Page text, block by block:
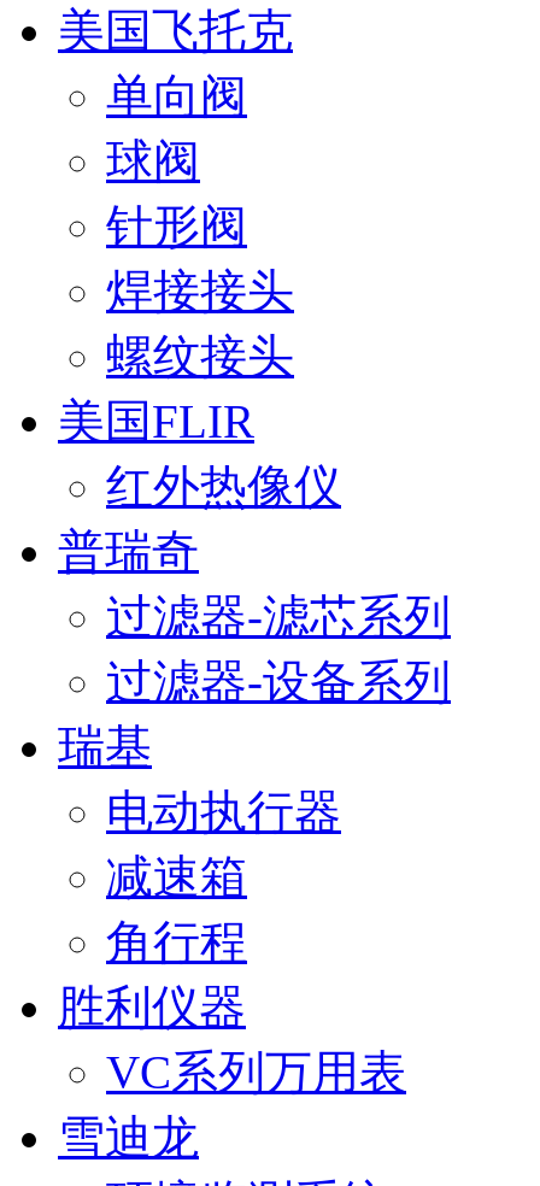
美国飞托克
单向阀
球阀
针形阀
焊接接头
螺纹接头
美国FLIR
红外热像仪
普瑞奇
过滤器-滤芯系列
过滤器-设备系列
瑞基
电动执行器
减速箱
角行程
胜利仪器
VC系列万用表
雪迪龙